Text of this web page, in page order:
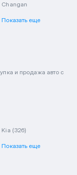
Changan
Показать еще
и продажа авто с
Kia (326)
Показать еще